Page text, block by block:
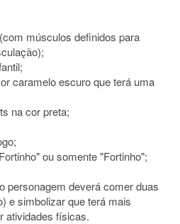
músculos definidos para
caramelo escuro que terá uma
na cor preta;
ou somente "Fortinho";
personagem deverá comer duas
e simbolizar que terá mais
atividades físicas.